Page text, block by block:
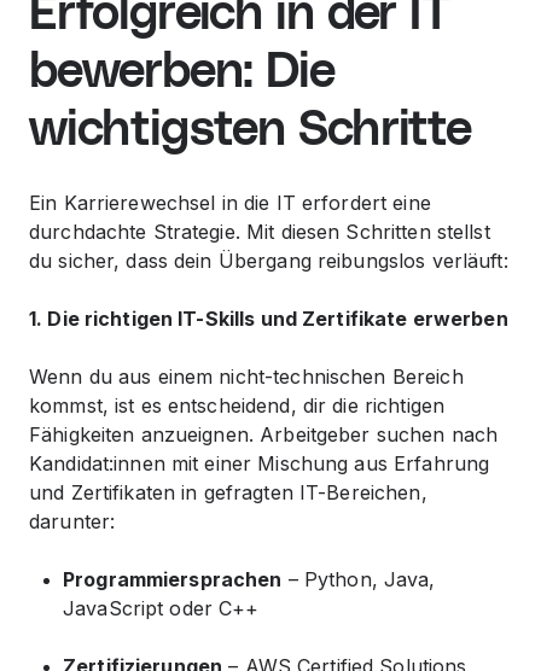
Erfolgreich in der IT
bewerben: Die
wichtigsten Schritte
Ein Karrierewechsel in die IT erfordert eine
durchdachte Strategie. Mit diesen Schritten stellst
du sicher, dass dein Übergang reibungslos verläuft:
1. Die richtigen IT-Skills und Zertifikate erwerben
Wenn du aus einem nicht-technischen Bereich
kommst, ist es entscheidend, dir die richtigen
Fähigkeiten anzueignen. Arbeitgeber suchen nach
Kandidat:innen mit einer Mischung aus Erfahrung
und Zertifikaten in gefragten IT-Bereichen,
darunter:
Programmiersprachen – Python, Java,
JavaScript oder C++
Zertifizierungen – AWS Certified Solutions